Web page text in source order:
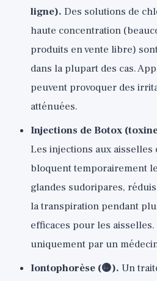
ligne). Des solutions de
haute concentration
produits en vente libre)
dans la plupart des cas.
peuvent provoquer des
atténuées.
Injections de Botox
Les injections aux aisselles
bloquent temporairement
glandes sudoripares,
la transpiration pendant
efficaces pour les
uniquement par un
Iontophorèse (🟡). Un